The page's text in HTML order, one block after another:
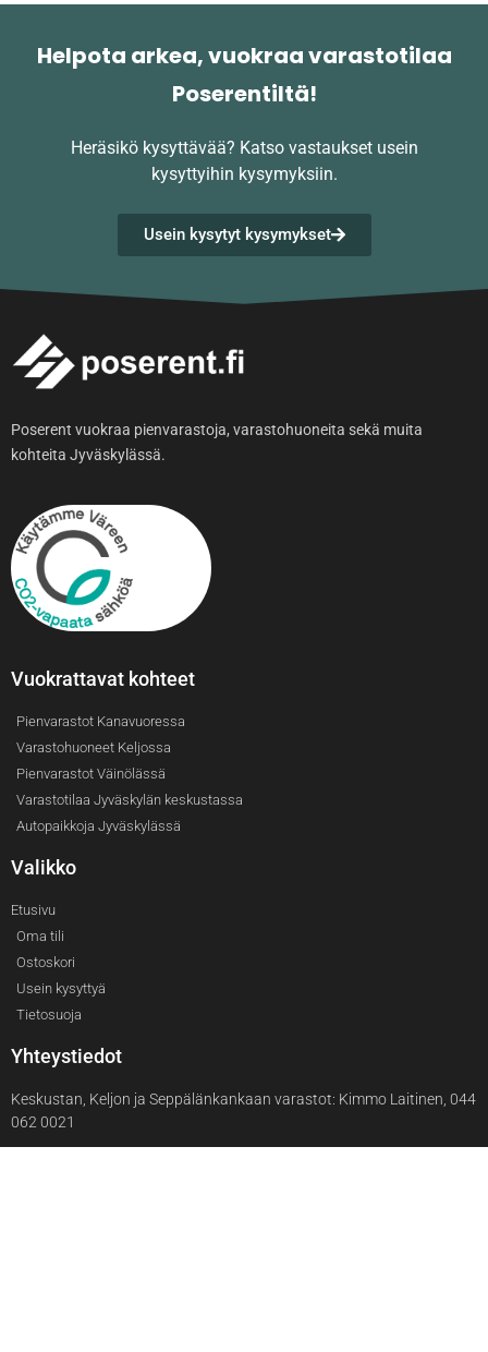
Helpota arkea, vuokraa varastotilaa
Poserentiltä!
Heräsikö kysyttävää? Katso vastaukset usein
kysyttyihin kysymyksiin.
Usein kysytyt kysymykset
Poserent vuokraa pienvarastoja, varastohuoneita sekä muita
kohteita Jyväskylässä.
Vuokrattavat kohteet
Pienvarastot Kanavuoressa
Varastohuoneet Keljossa
Pienvarastot Väinölässä
Varastotilaa Jyväskylän keskustassa
Autopaikkoja Jyväskylässä
Valikko
Etusivu
Oma tili
Ostoskori
Usein kysyttyä
Tietosuoja
Yhteystiedot
Keskustan, Keljon ja Seppälänkankaan varastot: Kimmo Laitinen, 044
062 0021